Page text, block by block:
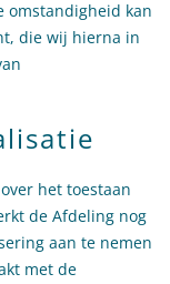
omstandigheid kan
die wij hierna in
het toestaan
de Afdeling nog
aan te nemen
met de